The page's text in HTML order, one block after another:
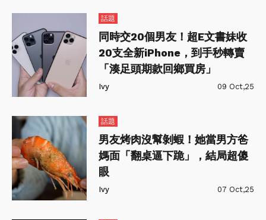
話題
同時交20個男友！超E文書妹收
20支全新iPhone，到手秒轉賣
「湊足頭期款回鄉買房」
Ivy 09 Oct,25
話題
男友烤肉沒幫剝蝦！她當男方爸
媽面「翻桌逼下跪」，結局超傻
眼
Ivy 07 Oct,25